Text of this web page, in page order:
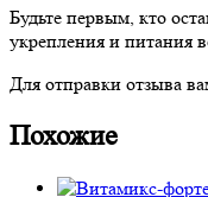
Будьте первым, кто
укрепления и питания
Для отправки отзыва
Похожие